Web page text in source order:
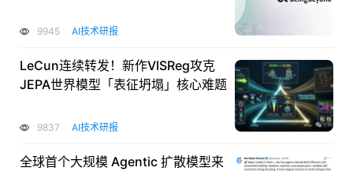
9945 AI技术研报
LeCun连续转发！新作VISReg攻克
JEPA世界模型「表征坍塌」核心难题
9837 AI技术研报
全球⾸个⼤规模 Agentic 扩散模型来